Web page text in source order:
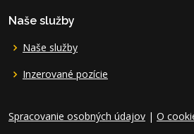
Naše služby
Naše služby
Inzerované pozície
Spracovanie osobných údajov | O